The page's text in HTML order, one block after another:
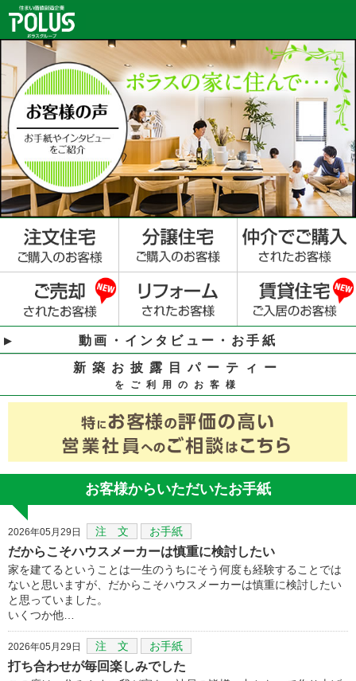
動画・インタビュー・お手紙
新築お披露目パーティー
をご利用のお客様
お客様からいただいたお手紙
2026年05月29日 注 文 お手紙
だからこそハウスメーカーは慎重に検討したい
家を建てるということは一生のうちにそう何度も経験することでは
ないと思いますが、だからこそハウスメーカーは慎重に検討したい
と思っていました。
いくつか他…
2026年05月29日 注 文 お手紙
打ち合わせが毎回楽しみでした